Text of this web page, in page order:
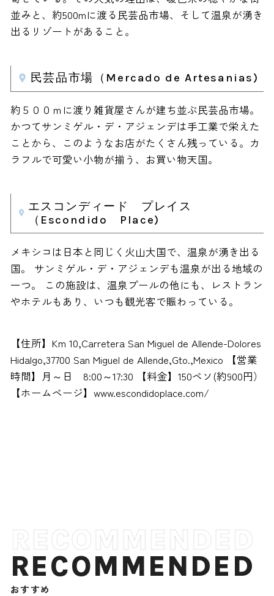
並みと、約500mに渡る民芸品市場、そして温泉が湧き
出るリゾートがあること。
民芸品市場（Mercado de Artesanias)
約５００ｍに渡り雑貨屋さんが建ち並ぶ民芸品市場。
かつてサンミゲル・デ・アジェンデは手工業で栄えた
ことから、このようなお店がたくさん残っている。カ
ラフルで可愛い小物が揃う、お買い物天国。
エスコンディード プレイス
（Escondido Place)
メキシコは日本と同じく火山大国で、温泉が湧き出る
国。 サンミゲル・デ・アジェンデも温泉が出る地域の
一つ。 この施設は、温泉プールの他にも、レストラン
やホテルもあり、いつも観光客で賑わっている。
【住所】Km 10,Carretera San Miguel de Allende-Dolores
Hidalgo,37700 San Miguel de Allende,Gto.,Mexico 【営業
時間】月～日 8:00～17:30 【料金】150ペソ(約900円）
【ホームページ】www.escondidoplace.com/
RECOMMENDED
おすすめ